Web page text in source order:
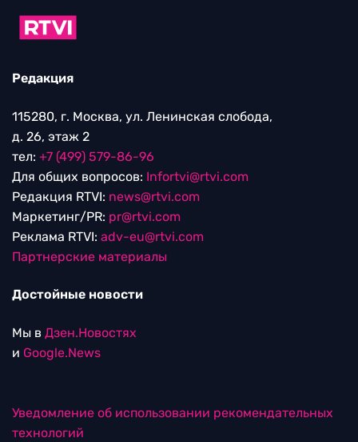
Редакция
115280, г. Москва, ул. Ленинская слобода,
д. 26, этаж 2
тел: +7 (499) 579-86-96
Для общих вопросов: Infortvi@rtvi.com
Редакция RTVI: news@rtvi.com
Маркетинг/PR: pr@rtvi.com
Реклама RTVI: adv-eu@rtvi.com
Партнерские материалы
Достойные новости
Мы в Дзен.Новостях
и Google.News
Уведомление об использовании рекомендательных
технологий